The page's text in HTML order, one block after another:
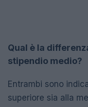
Qual è la
stipendio medio?
Entrambi sono
superiore sia alla